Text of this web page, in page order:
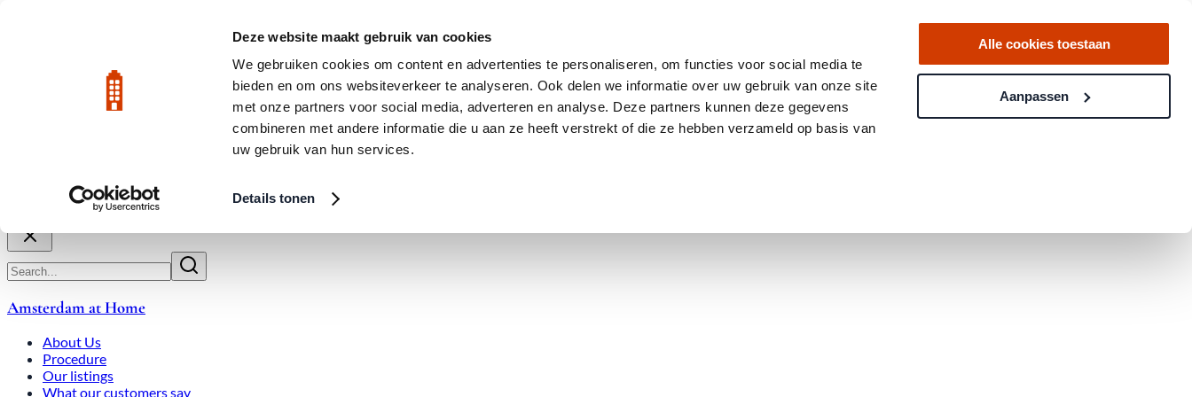
Deze website maakt gebruik van cookies
We gebruiken cookies om content en advertenties te personaliseren, om functies voor social media te
bieden en om ons websiteverkeer te analyseren. Ook delen we informatie over uw gebruik van onze site
met onze partners voor social media, adverteren en analyse. Deze partners kunnen deze gegevens
combineren met andere informatie die u aan ze heeft verstrekt of die ze hebben verzameld op basis van
uw gebruik van hun services.
Details tonen
Alle cookies toestaan
Aanpassen
Amsterdam at Home
About Us
Procedure
Our listings
What our customers say